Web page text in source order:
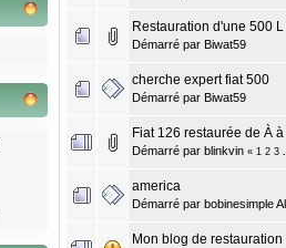
Restauration d'une 500
Démarré par Biwat59
cherche expert fiat 500
Démarré par Biwat59
Fiat 126 restaurée de À à
Démarré par blinkvin « 1 2 3
america
Démarré par bobinesimple
Mon blog de restauration